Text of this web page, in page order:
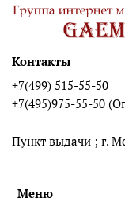
Меню
Контакты
+7(499) 515-55-50
+7(495)975-55-50
Пункт выдачи ; г.